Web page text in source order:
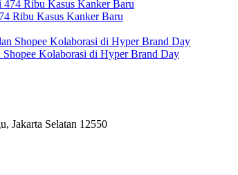
Ribu Kasus Kanker Baru
Kolaborasi di Hyper Brand Day
Jakarta Selatan 12550